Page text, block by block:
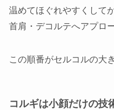
温めてほぐれやすくして
首肩・デコルテへアプロ
この順番がセルコルの大
コルギは小顔だけの技